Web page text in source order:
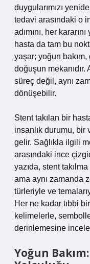
duygularımızı
tedavi arasındaki o
adımını, her
hasta da tam bu
yaşar; yoğun bakım,
doğuşun
süreç değil, aynı
dönüşebilir.
Stent takılan bir
insanlık durumu, bir
gelir. Sağlıkla ilgili
arasındaki ince
yazıda, stent
ama aynı zamanda
türleriyle ve
Her ne kadar tıbbi
kelimelerle,
derinlemesine
Yoğun